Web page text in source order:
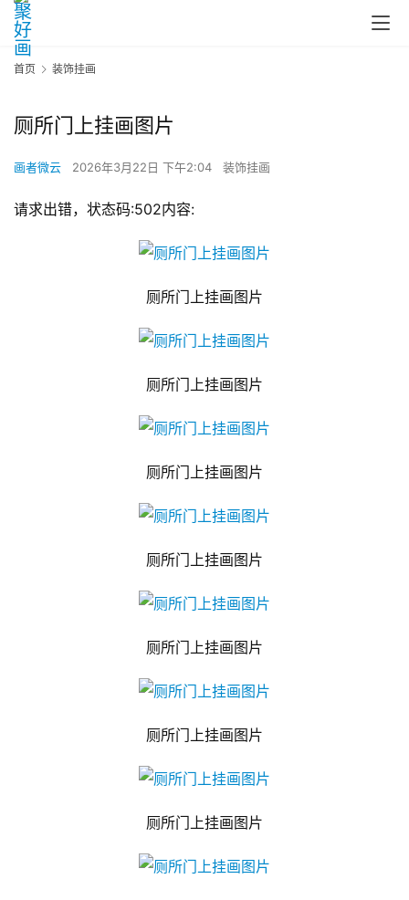
首页 装饰挂画
厕所门上挂画图片
画者微云 2026年3月22日 下午2:04 装饰挂画
请求出错，状态码:502内容:
厕所门上挂画图片
厕所门上挂画图片
厕所门上挂画图片
厕所门上挂画图片
厕所门上挂画图片
厕所门上挂画图片
厕所门上挂画图片